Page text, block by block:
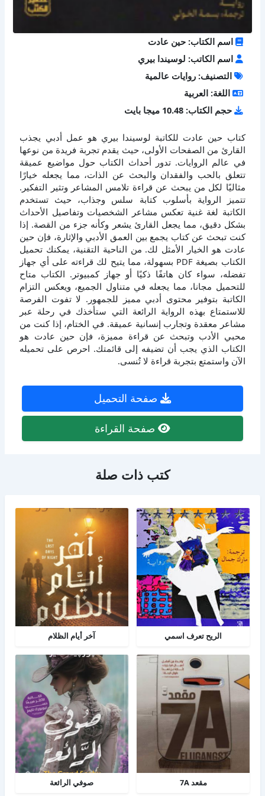
اسم الكتاب: حين عادت
اسم الكاتب: لوسيندا بيري
التصنيف: روايات عالمية
اللغة: العربية
حجم الكتاب: 10.48 ميجا بايت
كتاب حين عادت للكاتبة لوسيندا بيري هو عمل أدبي يجذب
القارئ من الصفحات الأولى، حيث يقدم تجربة فريدة من نوعها
في عالم الروايات. تدور أحداث الكتاب حول مواضيع عميقة
تتعلق بالحب والفقدان والبحث عن الذات، مما يجعله خيارًا
مثاليًا لكل من يبحث عن قراءة تلامس المشاعر وتثير التفكير.
تتميز الرواية بأسلوب كتابة سلس وجذاب، حيث تستخدم
الكاتبة لغة غنية تعكس مشاعر الشخصيات وتفاصيل الأحداث
بشكل دقيق، مما يجعل القارئ يشعر وكأنه جزء من القصة. إذا
كنت تبحث عن كتاب يجمع بين العمق الأدبي والإثارة، فإن حين
عادت هو الخيار الأمثل لك. من الناحية التقنية، يمكنك تحميل
الكتاب بصيغة PDF بسهولة، مما يتيح لك قراءته على أي جهاز
تفضله، سواء كان هاتفًا ذكيًا أو جهاز كمبيوتر. الكتاب متاح
للتحميل مجانا، مما يجعله في متناول الجميع، ويعكس التزام
الكاتبة بتوفير محتوى أدبي مميز للجمهور. لا تفوت الفرصة
للاستمتاع بهذه الرواية الرائعة التي ستأخذك في رحلة عبر
مشاعر معقدة وتجارب إنسانية عميقة. في الختام، إذا كنت من
محبي الأدب وتبحث عن قراءة مميزة، فإن حين عادت هو
الكتاب الذي يجب أن تضيفه إلى قائمتك. احرص على تحميله
الآن واستمتع بتجربة قراءة لا تُنسى.
صفحة التحميل
صفحة القراءة
كتب ذات صلة
الريح تعرف اسمي آخر أيام الظلام
مقعد 7A صوفي الرائعة